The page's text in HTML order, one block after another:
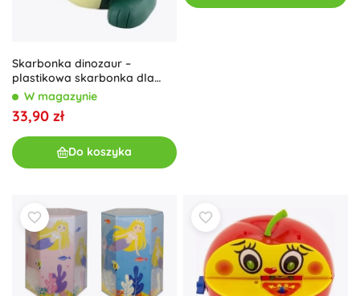
Skarbonka dinozaur –
plastikowa skarbonka dla
dzieci
W magazynie
33,90 zł
Do koszyka